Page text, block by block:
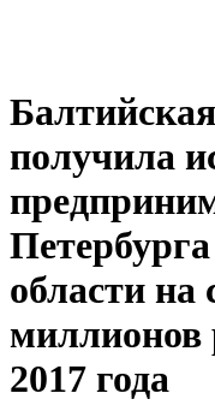
получила
области на
миллионов
2017 года